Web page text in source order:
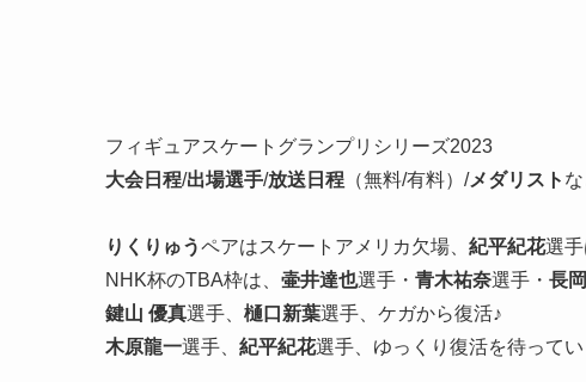
フィギュアスケートグランプリシリーズ2023
大会日程/出場選手/放送日程 （無料/有料）/メダリスト
りくりゅうペアはスケートアメリカ欠場、 紀平紀花選
NHK杯のTBA枠は、 壷井達也選手・ 青木祐奈選手・ 長
鍵山 優真選手、 樋口新葉選手、ケガから復活♪
木原龍一選手、 紀平紀花選手、ゆっくり復活を待ってい